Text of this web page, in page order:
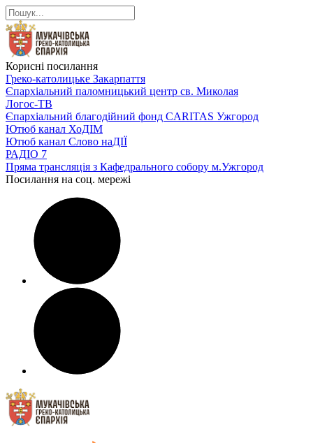
Корисні посилання
Греко-католицьке Закарпаття
Єпархіальний паломницький центр св. Миколая
Логос-ТВ
Єпархіальний благодійний фонд CARITAS Ужгород
Ютюб канал ХоДІМ
Ютюб канал Слово наДІЇ
РАДІО 7
Пряма трансляція з Кафедрального собору м.Ужгород
Посилання на соц. мережі